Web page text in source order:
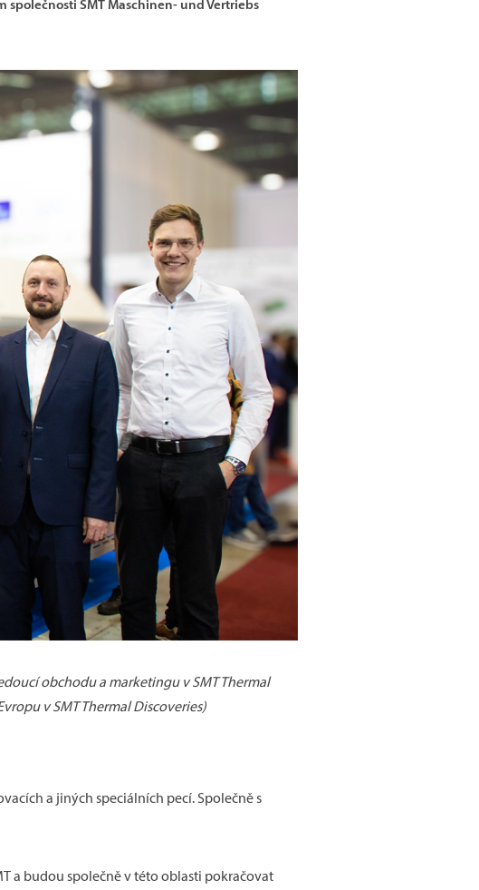
společnosti SMT Maschinen- und Vertriebs
obchodu a marketingu v SMT Thermal
v SMT Thermal Discoveries)
a jiných speciálních pecí. Společně s
a budou společně v této oblasti pokračovat